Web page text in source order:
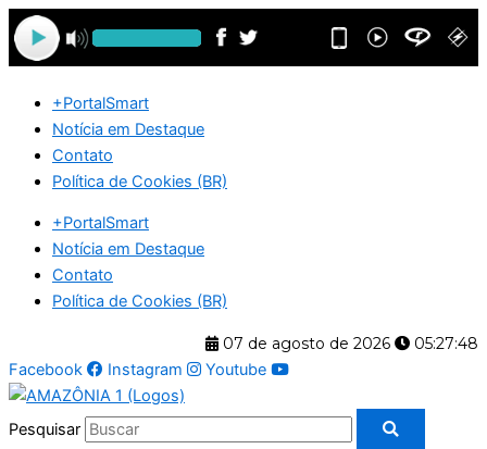
Ir
para
o
+PortalSmart
Notícia em Destaque
Contato
Política de Cookies (BR)
+PortalSmart
Notícia em Destaque
Contato
Política de Cookies (BR)
07 de agosto de 2026
05:27:49
Facebook
Instagram Youtube
Pesquisar